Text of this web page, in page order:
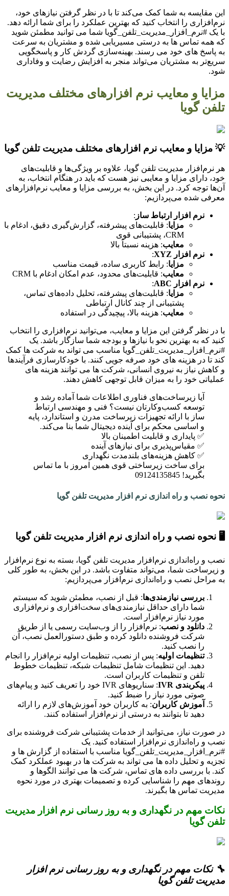
این مقایسه به شما کمک می‌کند تا با در نظر گرفتن نیازهای خود،
نرم‌افزاری را انتخاب کنید که بهترین عملکرد را برای شما ارائه دهد.
با یک #نرم_افزار_مدیریت_تلفن_گویا شما می توانید مطمئن شوید
که همه تماس ها به درستی مسیریابی شده و مشتریان به سرعت
به پاسخ های خود می رسند. بهینه‌سازی گردش کار و پاسخگویی
سریع‌تر به مشتریان می‌تواند منجر به افزایش رضایت و وفاداری
شود.
مزایا و معایب نرم افزارهای مختلف مدیریت
تلفن گویا
💡 مزایا و معایب نرم افزارهای مختلف مدیریت تلفن گویا
هر نرم‌افزار مدیریت تلفن گویا، علاوه بر ویژگی‌ها و قابلیت‌های
خود، دارای مزایا و معایبی نیز هست که باید در هنگام انتخاب، به
آن‌ها توجه کرد. در این بخش، به بررسی مزایا و معایب نرم‌افزارهای
معرفی شده می‌پردازیم:
نرم افزار ارتباط ساز :
مزایا: قابلیت‌های پیشرفته، گزارش‌گیری دقیق، ادغام با
CRM، پشتیبانی قوی
معایب: هزینه نسبتاً بالا
نرم افزار XYZ
:
مزایا: رابط کاربری ساده، قیمت مناسب
معایب: قابلیت‌های محدود، عدم امکان ادغام با CRM
نرم افزار ABC
:
مزایا: قابلیت‌های پیشرفته، تحلیل داده‌های تماس،
پشتیبانی از چند کانال ارتباطی
معایب: هزینه بالا، پیچیدگی در استفاده
با در نظر گرفتن این مزایا و معایب، می‌توانید نرم‌افزاری را انتخاب
کنید که به بهترین نحو با نیازها و بودجه شما سازگار باشد. یک
#نرم_افزار_مدیریت_تلفن_گویا مناسب می تواند به شرکت ها کمک
کند تا در هزینه های خود صرفه جویی کنند. با خودکارسازی فرآیندها
و کاهش نیاز به نیروی انسانی، شرکت ها می توانند هزینه های
عملیاتی خود را به میزان قابل توجهی کاهش دهند.
آیا زیرساخت‌های فناوری اطلاعات شما آماده رشد و
توسعه کسب‌وکارتان نیست؟ فنی و مهندسی ارتباط
ساز با ارائه تجهیزات زیرساخت مدرن و استاندارد، پایه
و اساسی محکم برای آینده دیجیتال شما بنا می‌کند.
✅ پایداری و قابلیت اطمینان بالا
✅ مقیاس‌پذیری برای نیازهای آینده
✅ کاهش هزینه‌های بلندمدت نگهداری
برای ساخت زیرساختی قوی همین امروز با ما تماس
بگیرید! 09124135845
نحوه نصب و راه اندازی نرم افزار مدیریت تلفن گویا
🖥 نحوه نصب و راه اندازی نرم افزار مدیریت تلفن گویا
نصب و راه‌اندازی نرم‌افزار مدیریت تلفن گویا، بسته به نوع نرم‌افزار
و زیرساخت شما، می‌تواند متفاوت باشد. در این بخش، به طور کلی
به مراحل نصب و راه‌اندازی نرم‌افزار می‌پردازیم:
بررسی نیازمندی‌ها: قبل از نصب، مطمئن شوید که سیستم
شما دارای حداقل نیازمندی‌های سخت‌افزاری و نرم‌افزاری
مورد نیاز نرم‌افزار است.
دانلود و نصب: نرم‌افزار را از وب‌سایت رسمی یا از طریق
شرکت فروشنده دانلود کرده و طبق دستورالعمل نصب، آن
را نصب کنید.
تنظیمات اولیه: پس از نصب، تنظیمات اولیه نرم‌افزار را انجام
دهید. این تنظیمات شامل تنظیمات شبکه، تنظیمات خطوط
تلفن و تنظیمات کاربران است.
پیکربندی IVR
: سناریوهای IVR خود را تعریف کنید و پیام‌های
صوتی مورد نیاز را ضبط کنید.
آموزش کاربران: به کاربران خود آموزش‌های لازم را ارائه
دهید تا بتوانند به درستی از نرم‌افزار استفاده کنند.
در صورت نیاز، می‌توانید از خدمات پشتیبانی شرکت فروشنده برای
نصب و راه‌اندازی نرم‌افزار استفاده کنید. یک
#نرم_افزار_مدیریت_تلفن_گویا مناسب با استفاده از گزارش ها و
تجزیه و تحلیل داده ها می تواند به شرکت ها در بهبود عملکرد کمک
کند. با بررسی داده های تماس، شرکت ها می توانند الگوها و
روندهای مهم را شناسایی کرده و تصمیمات بهتری در مورد نحوه
مدیریت تماس ها بگیرند.
نکات مهم در نگهداری و به روز رسانی نرم افزار مدیریت
تلفن گویا
🔧 نکات مهم در نگهداری و به روز رسانی نرم افزار
مدیریت تلفن گویا